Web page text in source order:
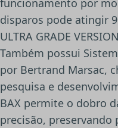
disparos pode atingir
ULTRA GRADE
Também possui
por Bertrand Marsac,
pesquisa e
BAX permite o dobro
precisão, preservando